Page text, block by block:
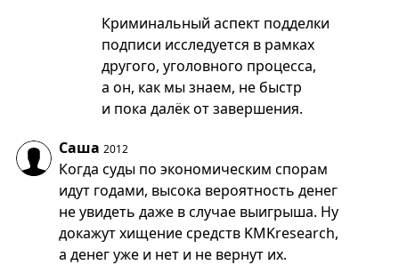
Криминальный аспект подделки
подписи исследуется в рамках
другого, уголовного процесса,
а он, как мы знаем, не быстр
и пока далёк от завершения.
Саша 2012
Когда суды по экономическим спорам
идут годами, высока вероятность денег
не увидеть даже в случае выигрыша. Ну
докажут хищение средств KMKresearch,
а денег уже и нет и не вернут их.